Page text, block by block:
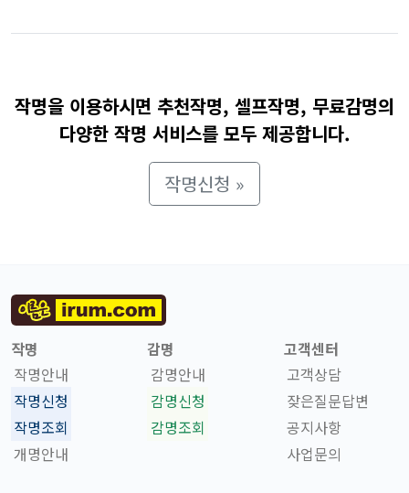
작명을 이용하시면 추천작명, 셀프작명, 무료감명의
다양한 작명 서비스를 모두 제공합니다.
작명신청 »
작명
작명안내
작명신청
작명조회
개명안내
감명
감명안내
감명신청
감명조회
고객센터
고객상담
잦은질문답변
공지사항
사업문의